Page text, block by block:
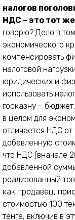
налогов
НДС – это тот
говорю? Дело в
экономического
компенсировать
налоговой
юридических и
использовать
госказну –
в целом для
отличается НДС
добавленную
что НДС (вначале
добавленной
реализованный
как продавец,
стоимостью 100
тенге, включив в